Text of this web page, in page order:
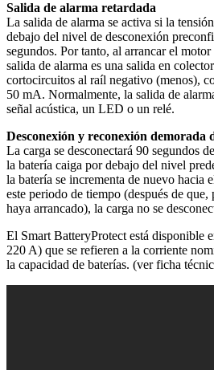
Salida de alarma retardada
La salida de alarma se activa si la
debajo del nivel de desconexión
segundos. Por tanto, al arrancar el
salida de alarma es una salida en
cortocircuitos al raíl negativo (menos),
50 mA. Normalmente, la salida de
señal acústica, un LED o un relé.
Desconexión y reconexión demorada
La carga se desconectará 90 segundos
la batería caiga por debajo del nivel
la batería se incrementa de nuevo hacia
este periodo de tiempo (después de
haya arrancado), la carga no se
El Smart BatteryProtect está disponible
220 A) que se refieren a la corriente
la capacidad de baterías. (ver ficha